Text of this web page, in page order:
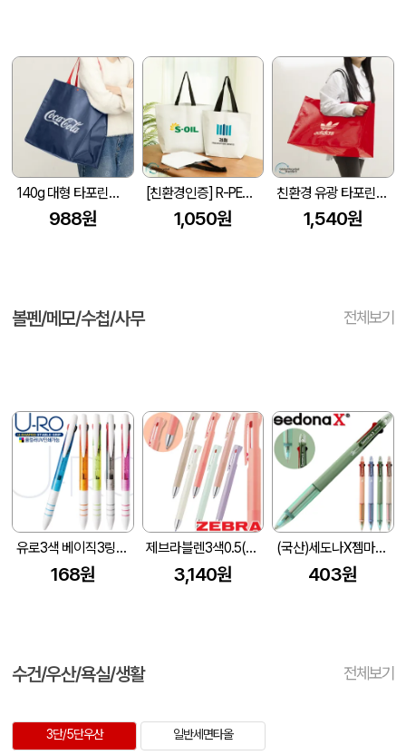
140g 대형 타포린백 네이비(레드끈) (400x250x400mm)
988원
[친환경인증] R-PET 고밀도 리유저블백 (검정내피/170g)(S~XL)
1,050원
친환경 유광 타포린백 특대형(2색) (530x300x380mm)
1,540원
볼펜/메모/수첩/사무 전체보기
유로3색 베이직3링볼펜(독일잉크/컬러인쇄가능)
168원
제브라블렌3색0.5(마카롱컬러)
3,140원
(국산)세도나X젬마니들3색(0.7mm)(독일잉크/초초저점도)
403원
수건/우산/욕실/생활 전체보기
3단/5단우산 일반세면타올